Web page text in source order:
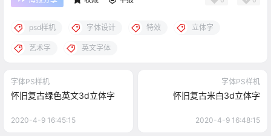
psd样机 字体设计 特效 立体字
艺术字 英文字体
字体PS样机
怀旧复古绿色英文3d立体字
2020-4-9 16:45:15
字体PS样机
怀旧复古米白3d立体字
2020-4-9 16:48:15